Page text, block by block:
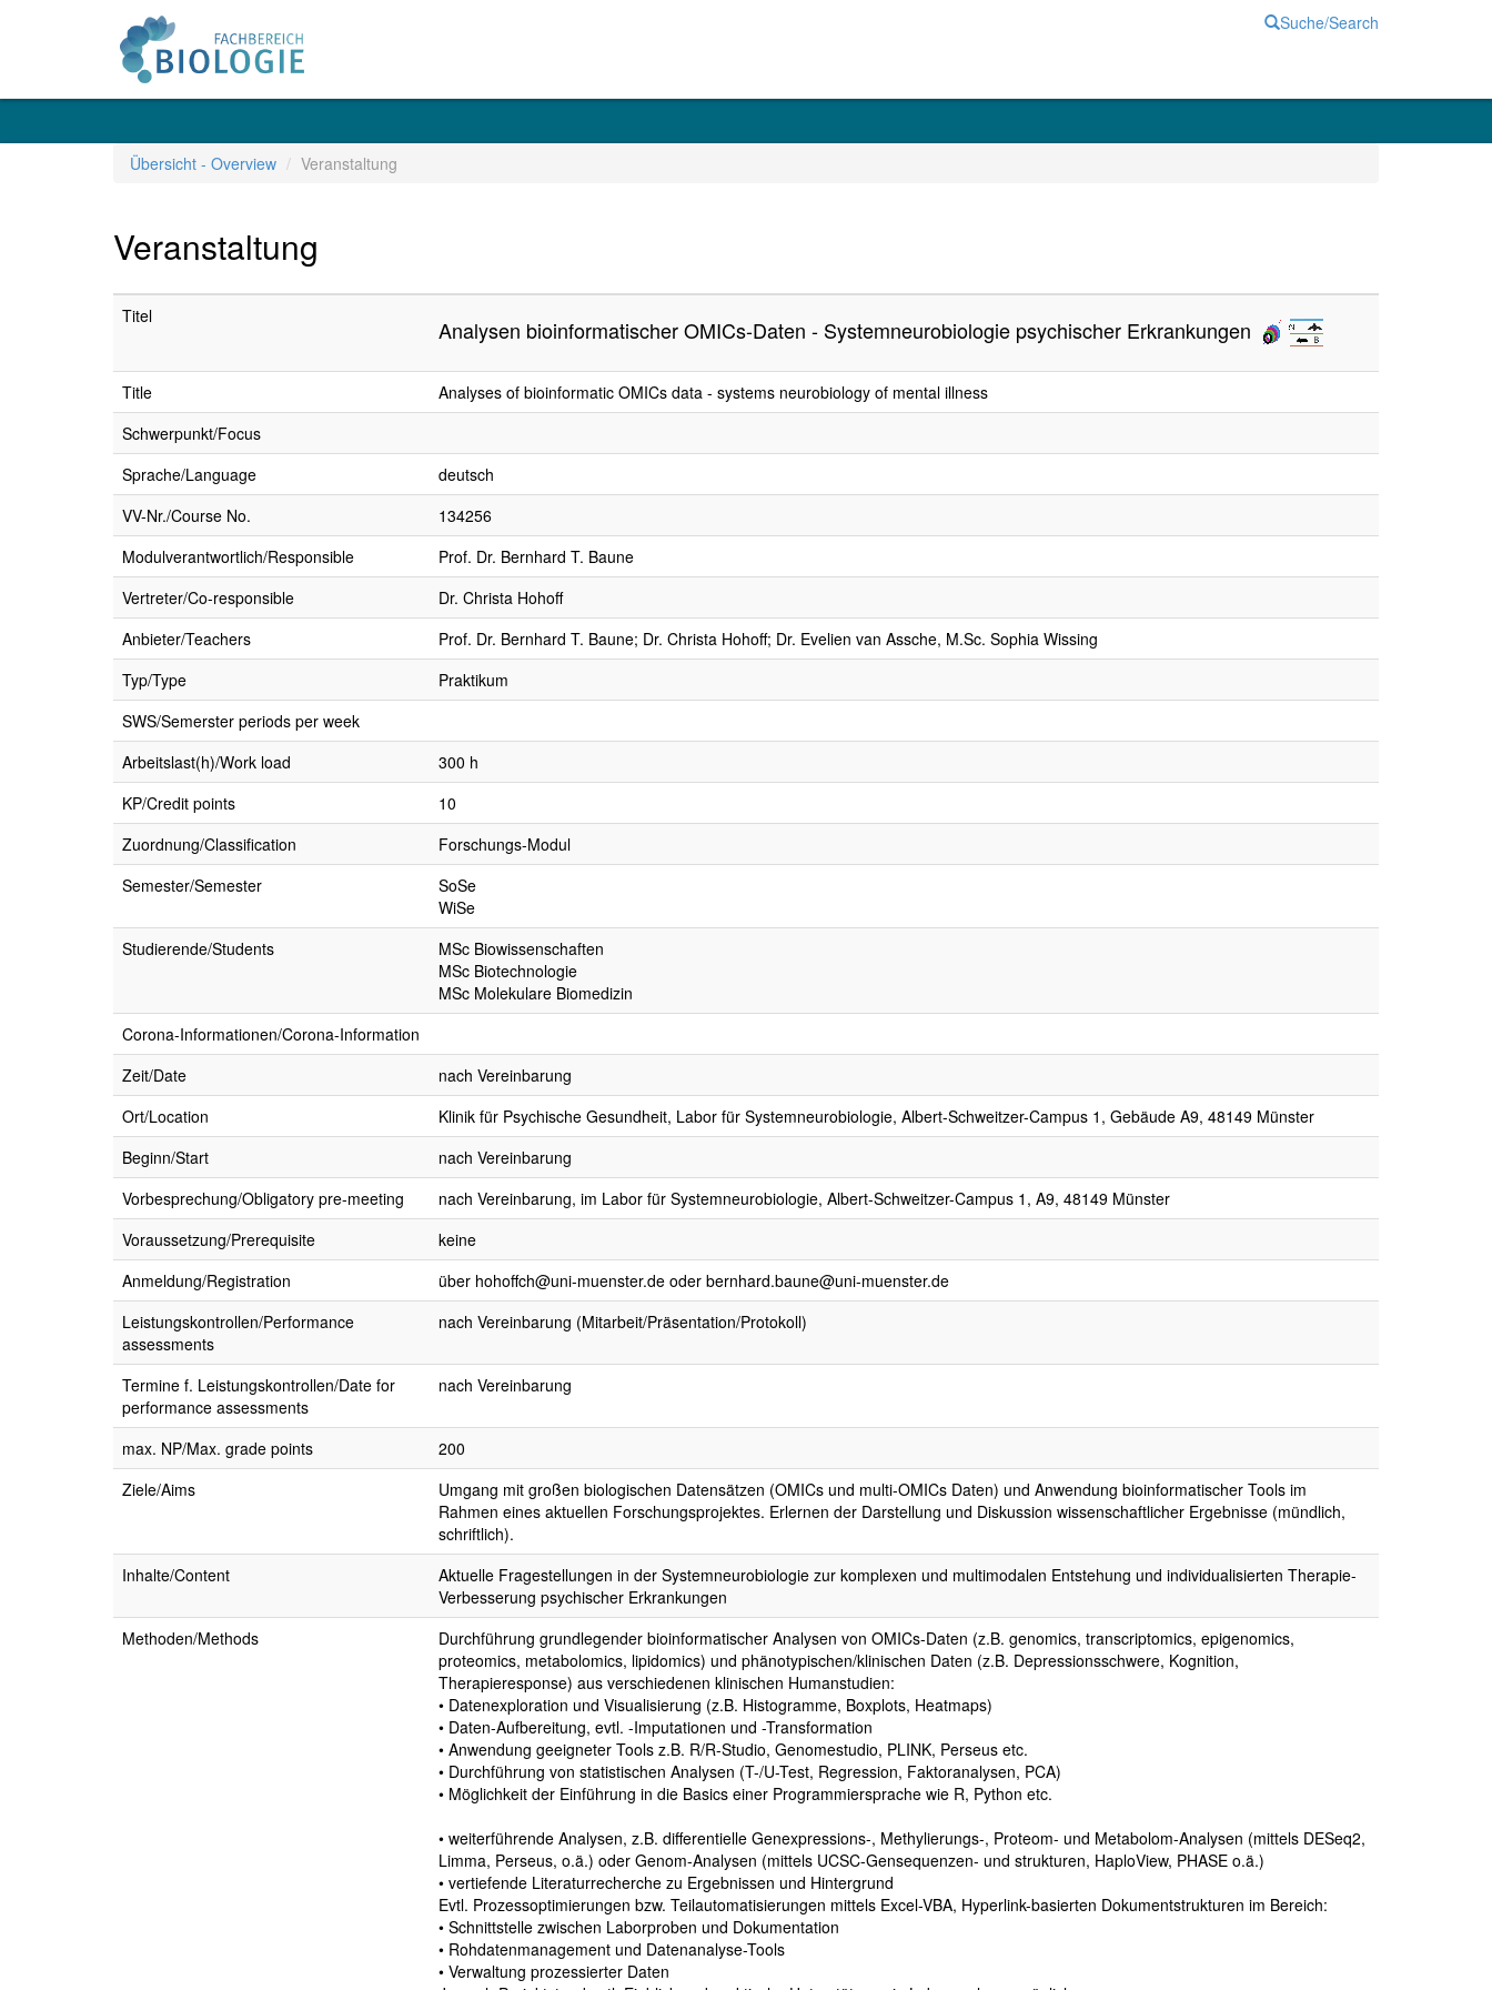
Suche/Search
Übersicht - Overview Veranstaltung
Veranstaltung
Titel Analysen bioinformatischer OMICs-Daten - Systemneurobiologie psychischer Erkrankungen
Title
Analyses of bioinformatic OMICs data - systems neurobiology of mental illness
Schwerpunkt/Focus
Sprache/Language
deutsch
VV-Nr./Course No.
134256
Modulverantwortlich/Responsible
Prof. Dr. Bernhard T. Baune
Vertreter/Co-responsible
Dr. Christa Hohoff
Anbieter/Teachers
Prof. Dr. Bernhard T. Baune; Dr. Christa Hohoff; Dr. Evelien van Assche, M.Sc. Sophia Wissing
Typ/Type
Praktikum
SWS/Semerster periods per week
Arbeitslast(h)/Work load
300 h
KP/Credit points
10
Zuordnung/Classification
Forschungs-Modul
Semester/Semester
SoSe
WiSe
Studierende/Students
MSc Biowissenschaften
MSc Biotechnologie
MSc Molekulare Biomedizin
Corona-Informationen/Corona-Information
Zeit/Date
nach Vereinbarung
Ort/Location
Klinik für Psychische Gesundheit, Labor für Systemneurobiologie, Albert-Schweitzer-Campus 1, Gebäude A9, 48149 Münster
Beginn/Start
nach Vereinbarung
Vorbesprechung/Obligatory pre-meeting
nach Vereinbarung, im Labor für Systemneurobiologie, Albert-Schweitzer-Campus 1, A9, 48149 Münster
Voraussetzung/Prerequisite
keine
Anmeldung/Registration
über hohoffch@uni-muenster.de oder bernhard.baune@uni-muenster.de
Leistungskontrollen/Performance
assessments
nach Vereinbarung (Mitarbeit/Präsentation/Protokoll)
Termine f. Leistungskontrollen/Date for
performance assessments
nach Vereinbarung
max. NP/Max. grade points
200
Ziele/Aims
Umgang mit großen biologischen Datensätzen (OMICs und multi-OMICs Daten) und Anwendung bioinformatischer Tools im
Rahmen eines aktuellen Forschungsprojektes. Erlernen der Darstellung und Diskussion wissenschaftlicher Ergebnisse (mündlich,
schriftlich).
Inhalte/Content
Aktuelle Fragestellungen in der Systemneurobiologie zur komplexen und multimodalen Entstehung und individualisierten Therapie-
Verbesserung psychischer Erkrankungen
Methoden/Methods
Durchführung grundlegender bioinformatischer Analysen von OMICs-Daten (z.B. genomics, transcriptomics, epigenomics,
proteomics, metabolomics, lipidomics) und phänotypischen/klinischen Daten (z.B. Depressionsschwere, Kognition,
Therapieresponse) aus verschiedenen klinischen Humanstudien:
• Datenexploration und Visualisierung (z.B. Histogramme, Boxplots, Heatmaps)
• Daten-Aufbereitung, evtl. -Imputationen und -Transformation
• Anwendung geeigneter Tools z.B. R/R-Studio, Genomestudio, PLINK, Perseus etc.
• Durchführung von statistischen Analysen (T-/U-Test, Regression, Faktoranalysen, PCA)
• Möglichkeit der Einführung in die Basics einer Programmiersprache wie R, Python etc.
• weiterführende Analysen, z.B. differentielle Genexpressions-, Methylierungs-, Proteom- und Metabolom-Analysen (mittels DESeq2,
Limma, Perseus, o.ä.) oder Genom-Analysen (mittels UCSC-Gensequenzen- und strukturen, HaploView, PHASE o.ä.)
• vertiefende Literaturrecherche zu Ergebnissen und Hintergrund
Evtl. Prozessoptimierungen bzw. Teilautomatisierungen mittels Excel-VBA, Hyperlink-basierten Dokumentstrukturen im Bereich:
• Schnittstelle zwischen Laborproben und Dokumentation
• Rohdatenmanagement und Datenanalyse-Tools
• Verwaltung prozessierter Daten